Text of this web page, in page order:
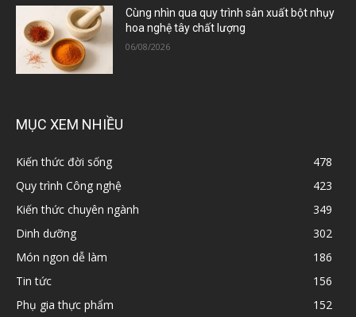
Cùng nhìn qua quy trình sản xuất bột nhụy
hoa nghệ tây chất lượng
06/08/2026
MỤC XEM NHIỀU
Kiến thức đời sống
478
Quy trình Công nghệ
423
Kiến thức chuyên ngành
349
Dinh dưỡng
302
Món ngon dễ làm
186
Tin tức
156
Phụ gia thực phẩm
152